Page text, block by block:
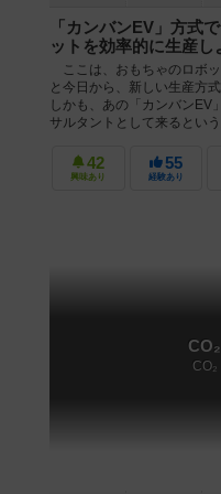
「カンバンEV」方式
ットを効率的に生産し
ここは、おもちゃのロボ
と今日から、新しい生産方
しかも、あの「カンバンEV
サルタントとして来るとい
42
興味あり
55
経験あり
CO₂
CO₂